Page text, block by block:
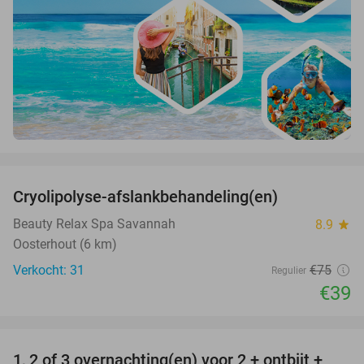
Cryolipolyse-afslankbehandeling(en)
Beauty Relax Spa Savannah 8.9 star
Oosterhout (6 km)
Verkocht: 31
Regulier €75
€39
1, 2 of 3 overnachting(en) voor 2 + ontbijt +